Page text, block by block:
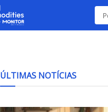
ÚLTIMAS NOTÍCIAS